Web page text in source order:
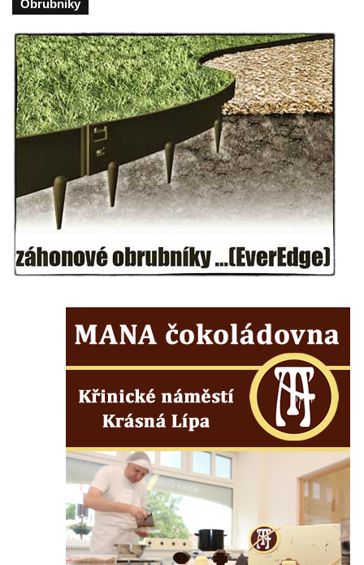
Poslední dochovaný tramvajový sloup na
Pražské třídě v Českých Budějovicích
Socha Civilizovaní na Husově třídě v
Českých Budějovicích
Socha svatého Jana Nepomuckého Na
Sadech u Mlýnské stoky v Českých
Budějovicích
Sochy brouků u Mlýnské stoky v Českých
Budějovicích
Socha svatého Vincence Ferrerského na
nádvoří kláštera dominikánů v Českých
Budějovicích
Budějovicích
dominikánů v Českých Budějovicích
Socha svaté Anny na nádvoří kláštera
dominikánů v Českých Budějovicích
kláštera dominikánů v Českých
Budějovicích
Sousoší Kalvárie před klášterem
dominikánů u Piaristického náměstí v
Českých Budějovicích
Obrubniky